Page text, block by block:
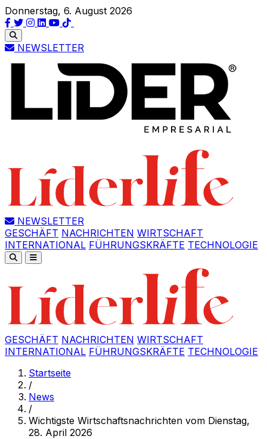
Donnerstag, 6. August 2026
NEWSLETTER
NEWSLETTER
GESCHÄFT NACHRICHTEN WIRTSCHAFT
INTERNATIONAL FÜHRUNGSKRÄFTE TECHNOLOGIE
GESCHÄFT NACHRICHTEN WIRTSCHAFT
INTERNATIONAL FÜHRUNGSKRÄFTE TECHNOLOGIE
Startseite
/
News
/
Wichtigste Wirtschaftsnachrichten vom Dienstag,
28. April 2026